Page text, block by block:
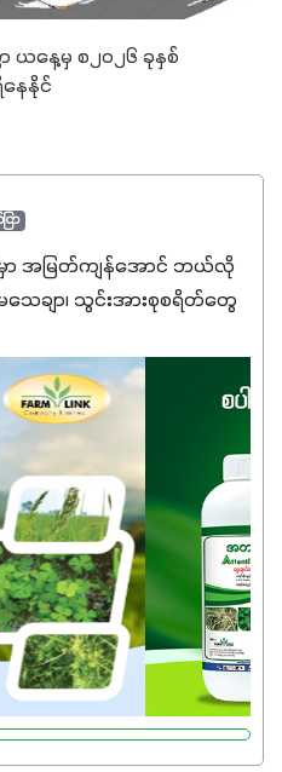
နေ့မှ စ၂၀၂၆ ခုနှစ်
ေနိုင်
ြာ
မှာ အမြတ်ကျန်အောင် ဘယ်လို
ေချာ၊ သွင်းအားစုစရိတ်တွေ
းအားစုဖိုးကို လျှော့ချပြီး
ြီးတို့ အဆင်ပြေမှာနော် ✔️ဒါ
က်အကျိုးရစေမယ့်
စုပစ္စည်းတွေကိုပဲ ရွေးချယ်